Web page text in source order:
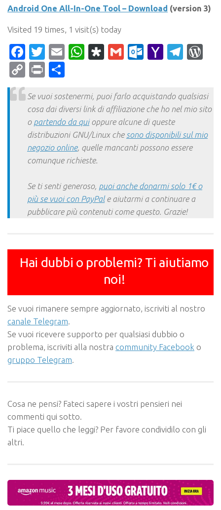
Android One All-In-One Tool – Download (version 3)
Visited 19 times, 1 visit(s) today
Facebook
Twitter
EmailWhatsApp
Diaspora
Gmail Yahoo
CopyPrint
Se vuoi sostenermi, puoi farlo acquistando qualsiasi
cosa dai diversi link di affiliazione che ho nel mio sito
o partendo da quioppure alcune di queste
distribuzioni GNU/Linux che sono disponibili sul mio
negozio online, quelle mancanti possono essere
comunque richieste.
Se ti senti generoso, puoi anche donarmi solo 1€ o
più se vuoi con PayPale aiutarmi a continuare a
pubblicare più contenuti come questo. Grazie!
Hai dubbi o problemi? Ti aiutiamo
noi!
Se vuoi rimanere sempre aggiornato, iscriviti al nostro
canale Telegram.
Se vuoi ricevere supporto per qualsiasi dubbio o
problema, iscriviti alla nostra community Facebook o
gruppo Telegram.
Cosa ne pensi? Fateci sapere i vostri pensieri nei
commenti qui sotto.
Ti piace quello che leggi? Per favore condividilo con gli
altri.